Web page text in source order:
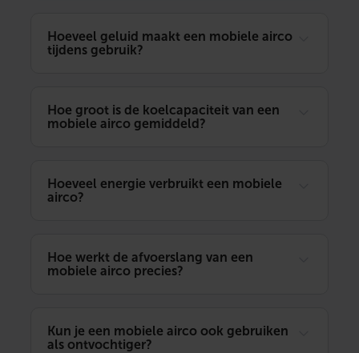
Hoeveel geluid maakt een mobiele airco
tijdens gebruik?
Hoe groot is de koelcapaciteit van een
mobiele airco gemiddeld?
Hoeveel energie verbruikt een mobiele
airco?
Hoe werkt de afvoerslang van een
mobiele airco precies?
Kun je een mobiele airco ook gebruiken
als ontvochtiger?